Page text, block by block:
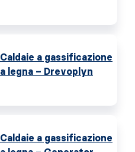
Caldaie a gassificazione
a legna – Drevoplyn
Caldaie a gassificazione